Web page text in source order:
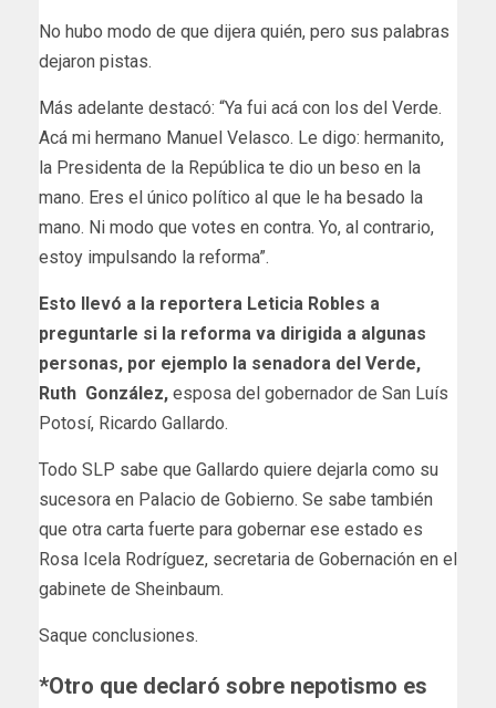
No hubo modo de que dijera quién, pero sus palabras
dejaron pistas.
Más adelante destacó: “Ya fui acá con los del Verde.
Acá mi hermano Manuel Velasco. Le digo: hermanito,
la Presidenta de la República te dio un beso en la
mano. Eres el único político al que le ha besado la
mano. Ni modo que votes en contra. Yo, al contrario,
estoy impulsando la reforma”.
Esto llevó a la reportera Leticia Robles a
preguntarle si la reforma va dirigida a algunas
personas, por ejemplo la senadora del Verde,
Ruth González, esposa del gobernador de San Luís
Potosí, Ricardo Gallardo.
Todo SLP sabe que Gallardo quiere dejarla como su
sucesora en Palacio de Gobierno. Se sabe también
que otra carta fuerte para gobernar ese estado es
Rosa Icela Rodríguez, secretaria de Gobernación en el
gabinete de Sheinbaum.
Saque conclusiones.
*Otro que declaró sobre nepotismo es